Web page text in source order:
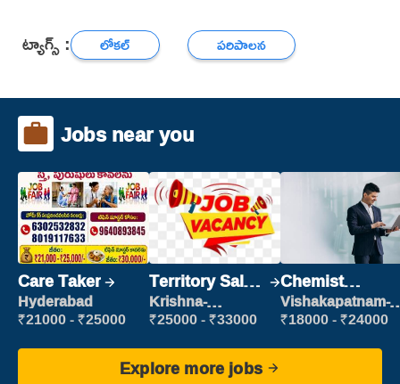
ట్యాగ్స్ : లోకల్ పరిపాలన
Jobs near you
Care Taker
Hyderabad
₹21000 - ₹25000
Territory Sales
Manager
Krishna-
vijayawada
₹25000 - ₹33000
Chemist
Production
Executive
Vishakapatnam-
new
₹18000 - ₹24000
Explore more jobs